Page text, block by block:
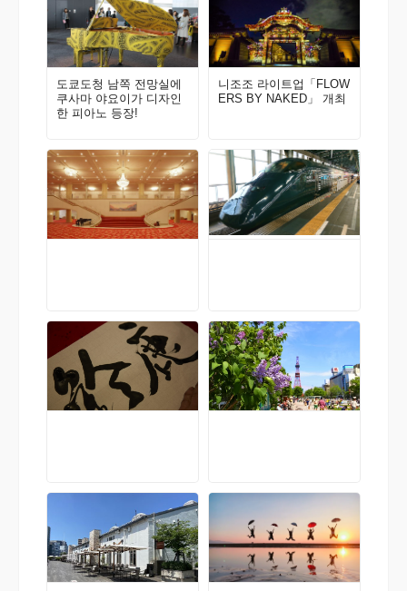
도쿄도청 남쪽 전망실에
쿠사마 야요이가 디자인
한 피아노 등장!
니조조 라이트업「FLOW
ERS BY NAKED」 개최